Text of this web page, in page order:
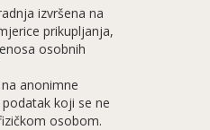
izvršena na
prikupljanja,
osobnih
anonimne
koji se ne
osobom.